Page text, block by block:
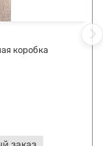
коробка